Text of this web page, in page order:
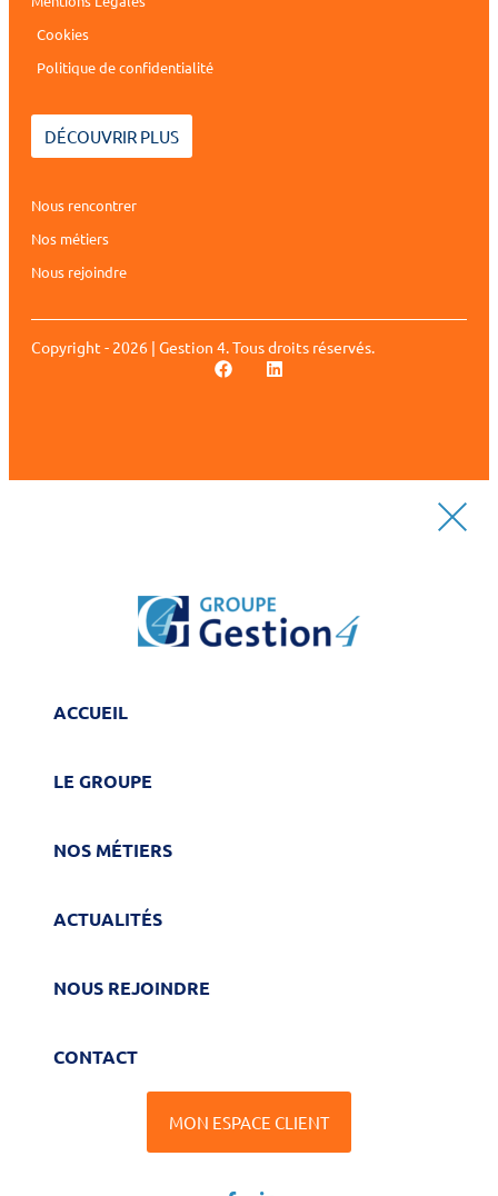
Cookies
Politique de confidentialité
DÉCOUVRIR PLUS
Nous rencontrer
Nos métiers
Nous rejoindre
Copyright - 2026 | Gestion 4. Tous droits réservés.
ACCUEIL
LE GROUPE
NOS MÉTIERS
ACTUALITÉS
NOUS REJOINDRE
CONTACT
MON ESPACE CLIENT